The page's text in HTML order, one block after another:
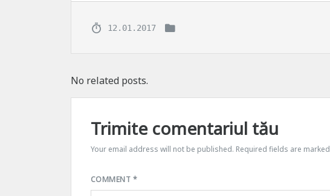
12.01.2017
No related posts.
Trimite comentariul tău
Your email address will not be published. Required fields are marked
COMMENT *